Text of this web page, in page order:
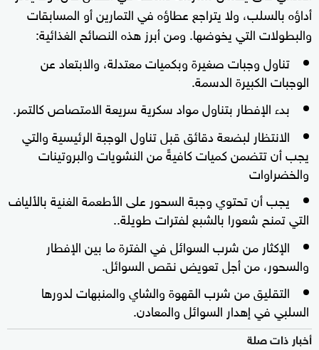
أداؤه بالسلب، ولا يتراجع عطاؤه في التمارين أو المسابقات
والبطولات التي يخوضها. ومن أبرز هذه النصائح الغذائية:
تناول وجبات صغيرة وبكميات معتدلة، والابتعاد عن
الوجبات الكبيرة الدسمة.
بدء الإفطار بتناول مواد سكرية سريعة الامتصاص كالتمر.
الانتظار لبضعة دقائق قبل تناول الوجبة الرئيسية والتي
يجب أن تتضمن كميات كافيةً من النشويات والبروتينات
والخضراوات
يجب أن تحتوي وجبة السحور على الأطعمة الغنية بالألياف
التي تمنح شعورا بالشبع لفترات طويلة..
الإكثار من شرب السوائل في الفترة ما بين الإفطار
والسحور، من أجل تعويض نقص السوائل.
التقليق من شرب القهوة والشاي والمنبهات لدورها
السلبي في إهدار السوائل والمعادن.
أخبار ذات صلة